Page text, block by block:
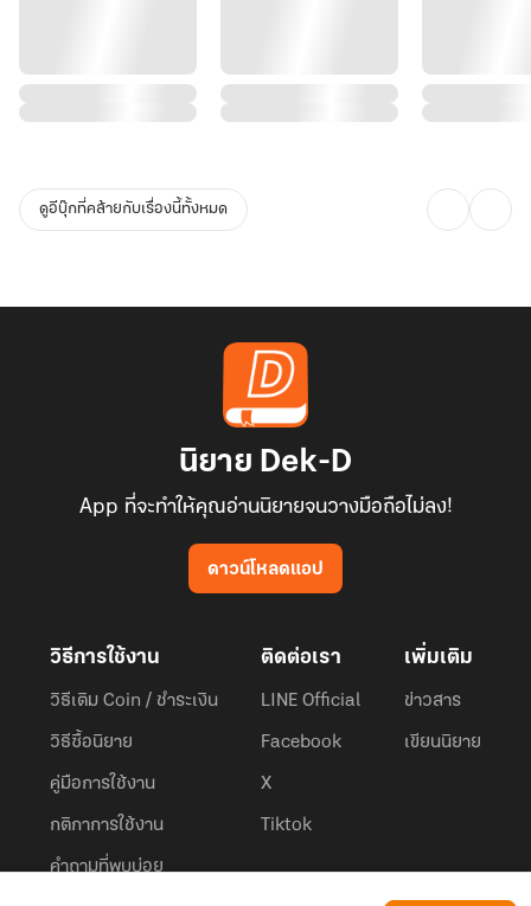
ดูอีบุ๊กที่คล้ายกับเรื่องนี้ทั้งหมด
นิยาย Dek-D
App ที่จะทำให้คุณอ่านนิยายจนวางมือถือไม่ลง!
ดาวน์โหลดแอป
วิธีการใช้งาน
วิธีเติม Coin / ชำระเงิน
วิธีซื้อนิยาย
คู่มือการใช้งาน
กติกาการใช้งาน
คำถามที่พบบ่อย
ติดต่อเรา
LINE Official
Facebook
X
Tiktok
เพิ่มเติม
ข่าวสาร
เขียนนิยาย